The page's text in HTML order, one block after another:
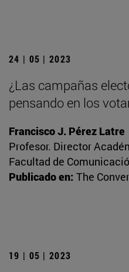
24 | 05 | 2023
¿Las campañas
pensando en los
Francisco J. Pérez Latre
Profesor. Director
Facultad de
Publicado en: The
19 | 05 | 2023